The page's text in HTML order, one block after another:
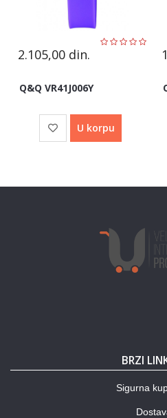
2.105,00 din.
Q&Q VR41J006Y
U korpu
BRZI
Sigurna